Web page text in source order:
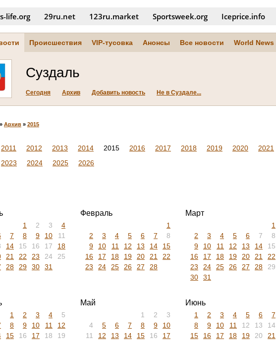
29ru.net 123ru.market Sportsweek.org Iceprice.info
Происшествия VIP-тусовка Анонсы Все новости World News
Суздаль
Сегодня Архив Добавить новость Не в Суздале...
» Архив » 2015
2011 2012 2013 2014 2015 2016 2017 2018 2019 2020
2021
2023 2024 2025 2026
1 2 3
4
7 8 9 10
11
14 15 16 17
18
21 22 23 24
25
28 29 30 31
Февраль
1
2
3 4 5 6 7
8
9
10 11 12 13 14
15
16
17 18 19 20 21
22
23
24 25 26 27 28
Март
1
2
3 4 5 6 7
8
9
10 11 12 13 14
15
16
17 18 19 20 21
22
23
24 25 26 27 28
29
30
31
1 2 3 4
5
8 9 10 11
12
15 16 17 18
19
Май
1 2
3
4
5 6 7 8 9
10
11
12 13 14 15 16
17
Июнь
1 2 3 4 5 6
7
8
9 10 11 12 13
14
15
16 17 18 19 20
21